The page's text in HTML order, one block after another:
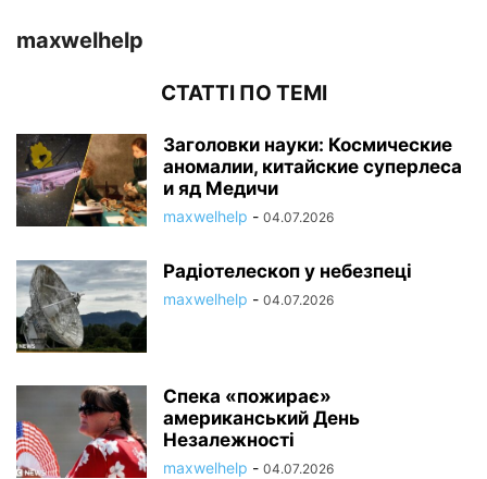
maxwelhelp
СТАТТІ ПО ТЕМІ
Заголовки науки: Космические
аномалии, китайские суперлеса
и яд Медичи
maxwelhelp - 04.07.2026
Радіотелескоп у небезпеці
maxwelhelp - 04.07.2026
Спека «пожирає»
американський День
Незалежності
maxwelhelp - 04.07.2026